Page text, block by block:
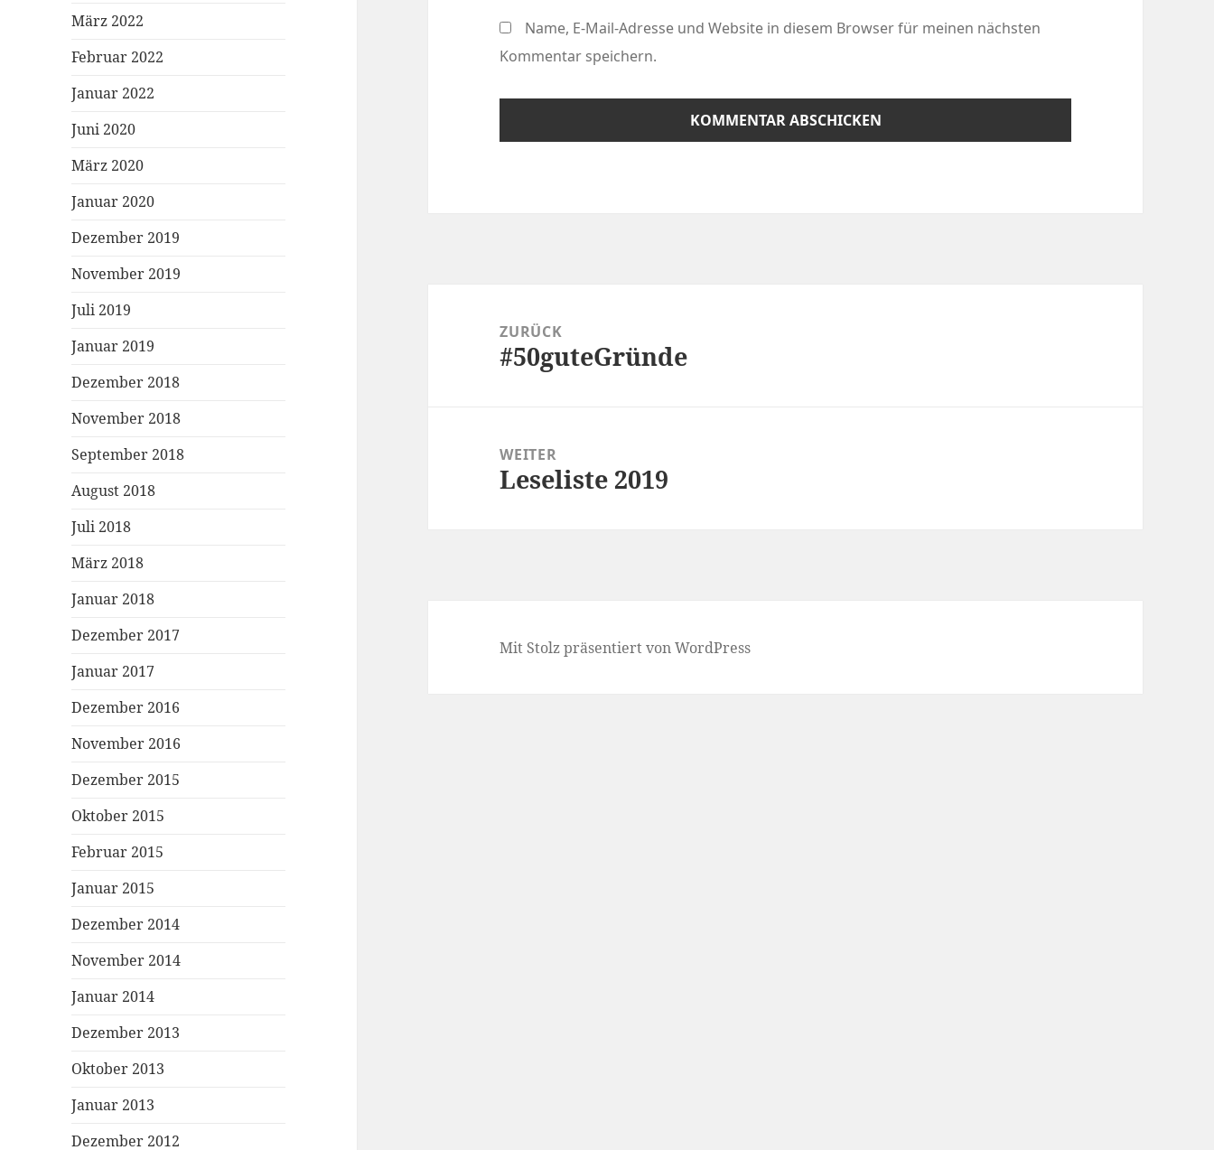
März 2022
Februar 2022
Januar 2022
Juni 2020
März 2020
Januar 2020
Dezember 2019
November 2019
Juli 2019
Januar 2019
Dezember 2018
November 2018
September 2018
August 2018
Juli 2018
März 2018
Januar 2018
Dezember 2017
Januar 2017
Dezember 2016
November 2016
Dezember 2015
Oktober 2015
Februar 2015
Januar 2015
Dezember 2014
November 2014
Januar 2014
Dezember 2013
Oktober 2013
Januar 2013
Dezember 2012
Name, E-Mail-Adresse und Website in diesem Browser für meinen nächsten
Kommentar speichern.
ZURÜCK
Vorheriger
#50guteGründe
WEITER
Nächster
Leseliste 2019
Mit Stolz präsentiert von WordPress